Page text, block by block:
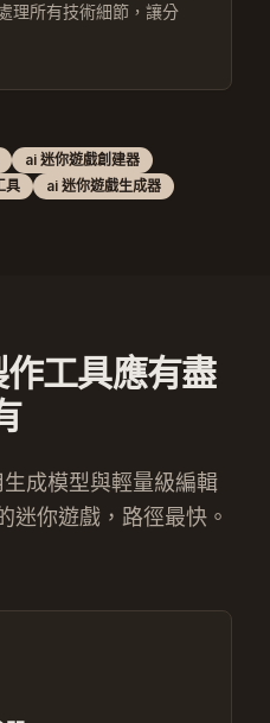
理所有技術細節，讓分
ai 迷你遊戲創建器
具
ai 迷你遊戲生成器
工具應有盡
成模型與輕量級編輯
迷你遊戲，路徑最快。